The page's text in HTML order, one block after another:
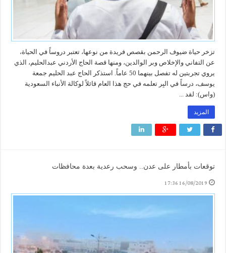
تزخر حياة ضيوف الرحمن بقصص فريدة من نوعها، تعتبر دروساً في الحياة،
عن التفاني والإخلاص وبر الوالدين، ومنها قصة الحاج الأردني عبدالحليم، الذي
يروي تجربتين له تفصل بينهما 50 عاماً. استذكر الحاج عبد الحليم جمعة
يوسف، درساً في البِر تعلمه في حج هذا العام قائلاً لوكالة الأنباء السعودية
(واس): لقد ...
المزيد
توقعات بأمطار على عدن.. وسحب رعدية بعدة محافظات
16/08/2019 17:36